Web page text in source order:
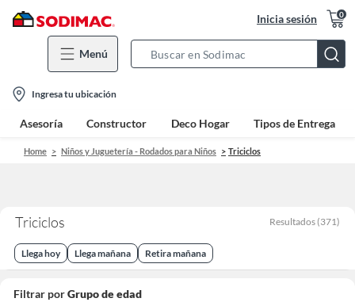
Inicia sesión 0
Menú
Bar
location-
icon
Ingresa tu ubicación
Asesoría Constructor Deco Hogar Tipos de Entrega
Home Niños y Juguetería - Rodados para Niños Triciclos
Triciclos Resultados (371)
Llega hoy Llega mañana Retira mañana
Filtrar porGrupo de edad